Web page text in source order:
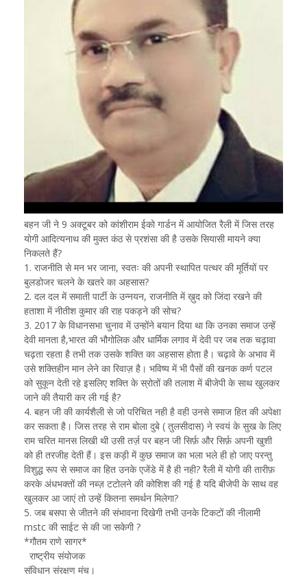
बहन जी ने 9 अक्टूबर को कांशीराम ईको गार्डन में आयोजित रैली में जिस तरह
योगी आदित्यनाथ की मुक्त कंठ से प्रशंसा की है उसके सियासी मायने क्या
निकलते हैं?
1. राजनीति से मन भर जाना, स्वतः की अपनी स्थापित पत्थर की मूर्तियों पर
बुलडोजर चलने के खतरे का अहसास?
2. दल दल में समाती पार्टी के उन्नयन, राजनीति में ख़ुद को जिंदा रखने की
हताशा में नीतीश कुमार की राह पकड़ने की सोच?
3. 2017 के विधानसभा चुनाव में उन्होंने बयान दिया था कि उनका समाज उन्हें
देवी मानता है,भारत की भौगोलिक और धार्मिक लगाव में देवी पर जब तक चढ़ावा
चढ़ता रहता है तभी तक उसके शक्ति का अहसास होता है। चढ़ावे के अभाव में
उसे शक्तिहीन मान लेने का रिवाज़ है। भविष्य में भी पैसों की खनक कर्ण पटल
को सुकून देती रहे इसलिए शक्ति के स्रोतों की तलाश में बीजेपी के साथ खुलकर
जाने की तैयारी कर ली गई है?
4. बहन जी की कार्यशैली से जो परिचित नही है वही उनसे समाज हित की अपेक्षा
कर सकता है। जिस तरह से राम बोला दुबे ( तुलसीदास) ने स्वयं के सुख के लिए
राम चरित मानस लिखी थी उसी तर्ज़ पर बहन जी सिर्फ़ और सिर्फ़ अपनी खुशी
को ही तरजीह देती हैं। इस कड़ी में कुछ समाज का भला भले ही हो जाए परन्तु
विशुद्ध रूप से समाज का हित उनके एजेंडे में है ही नही? रैली में योगी की तारीफ़
करके अंधभक्तों की नब्ज़ टटोलने की कोशिश की गई है यदि बीजेपी के साथ वह
खुलकर आ जाएं तो उन्हें कितना समर्थन मिलेगा?
5. जब बसपा से जीतने की संभावना दिखेगी तभी उनके टिकटों की नीलामी
mstc की साईट से की जा सकेगी ?
*गौतम राणे सागर*
राष्ट्रीय संयोजक
संविधान संरक्षण मंच।